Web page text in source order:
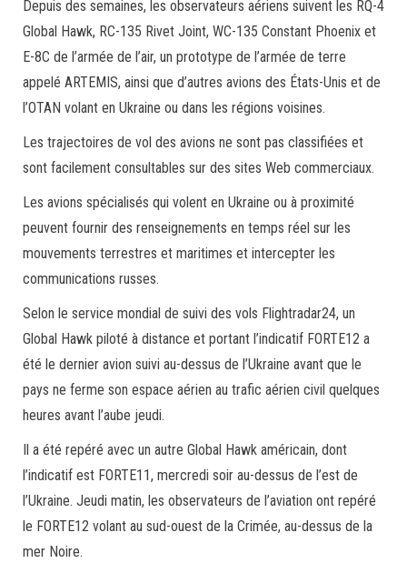
Depuis des semaines, les observateurs aériens suivent les RQ-4
Global Hawk, RC-135 Rivet Joint, WC-135 Constant Phoenix et
E-8C de l’armée de l’air, un prototype de l’armée de terre
appelé ARTEMIS, ainsi que d’autres avions des États-Unis et de
l’OTAN volant en Ukraine ou dans les régions voisines.
Les trajectoires de vol des avions ne sont pas classifiées et
sont facilement consultables sur des sites Web commerciaux.
Les avions spécialisés qui volent en Ukraine ou à proximité
peuvent fournir des renseignements en temps réel sur les
mouvements terrestres et maritimes et intercepter les
communications russes.
Selon le service mondial de suivi des vols Flightradar24, un
Global Hawk piloté à distance et portant l’indicatif FORTE12 a
été le dernier avion suivi au-dessus de l’Ukraine avant que le
pays ne ferme son espace aérien au trafic aérien civil quelques
heures avant l’aube jeudi.
Il a été repéré avec un autre Global Hawk américain, dont
l’indicatif est FORTE11, mercredi soir au-dessus de l’est de
l’Ukraine. Jeudi matin, les observateurs de l’aviation ont repéré
le FORTE12 volant au sud-ouest de la Crimée, au-dessus de la
mer Noire.